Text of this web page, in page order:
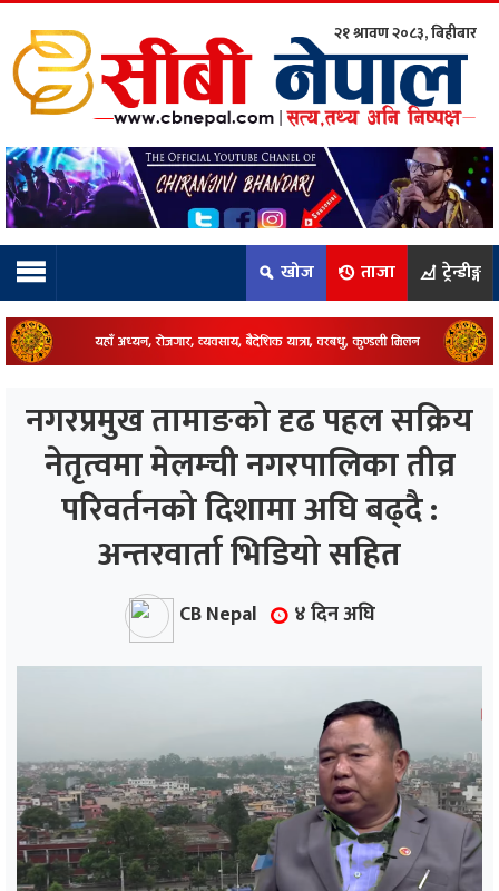
टिम:
२१ श्रावण २०८३, बिहीबार
खोज ताजा ट्रेन्डीङ्ग
नगरप्रमुख तामाङको दृढ पहल सक्रिय
नेतृत्वमा मेलम्ची नगरपालिका तीव्र
परिवर्तनको दिशामा अघि बढ्दै :
अन्तरवार्ता भिडियो सहित
CB Nepal ४ दिन अघि